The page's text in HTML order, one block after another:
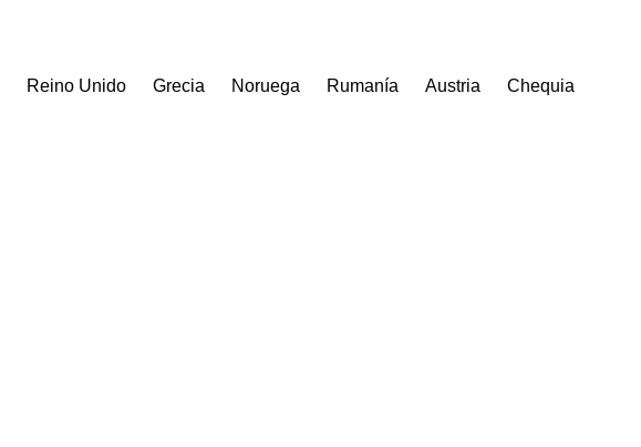
Reino Unido Grecia Noruega Rumanía Austria
Chequia